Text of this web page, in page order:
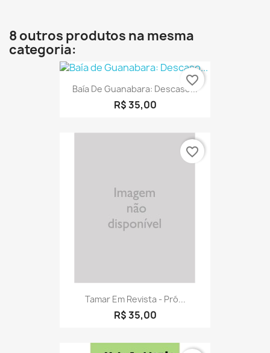
8 outros produtos na mesma
categoria:
Baía De Guanabara: Descaso...
R$ 35,00
favorite_border
Tamar Em Revista - Pró...
R$ 35,00
favorite_border